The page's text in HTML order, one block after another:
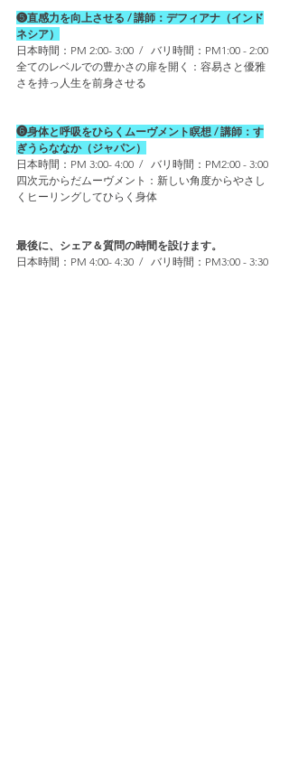
❺直感力を向上させる / 講師：デフィアナ（インド
ネシア）
日本時間：PM 2:00- 3:00  /   バリ時間：PM1:00 - 2:00
全てのレベルでの豊かさの扉を開く：容易さと優雅
さを持っ人生を前身させる
❻身体と呼吸をひらくムーヴメント瞑想 / 講師：す
ぎうらななか（ジャパン）
日本時間： PM 3:00- 4:00  /   バリ時間：PM2:00 - 3:00
四次元からだムーヴメント：新しい角度からやさし
くヒーリングしてひらく身体
最後に、シェア＆質問の時間を設けます。
日本時間： PM 4:00- 4:30  /   バリ時間：PM3:00 - 3:30